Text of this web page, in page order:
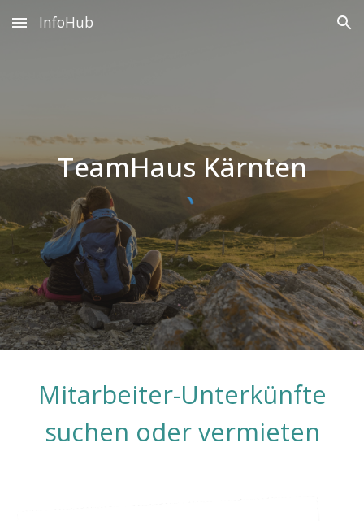
Skip to main content Skip to navigation
InfoHub
TeamHaus Kärnten
Mitarbeiter-Unterkünfte
suchen oder vermieten